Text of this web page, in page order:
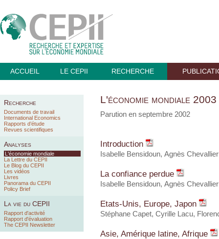
ACCUEIL LE CEPII RECHERCHE
Recherche
Documents de travail
International Economics
Rapports d’étude
Revues scientifiques
Analyses
L'économie mondiale
La Lettre du CEPII
Le Blog du CEPII
Les vidéos
Livres
Panorama du CEPII
Policy Brief
La vie du CEPII
Rapport d'activité
Rapport d'évaluation
The CEPII Newsletter
L'économie mondiale 2003
Parution en septembre 2002
Introduction
Isabelle Bensidoun, Agnès Chevallier
La confiance perdue
Isabelle Bensidoun, Agnès Chevallier
Etats-Unis, Europe, Japon
Stéphane Capet, Cyrille Lacu,
Asie, Amérique latine, Afrique